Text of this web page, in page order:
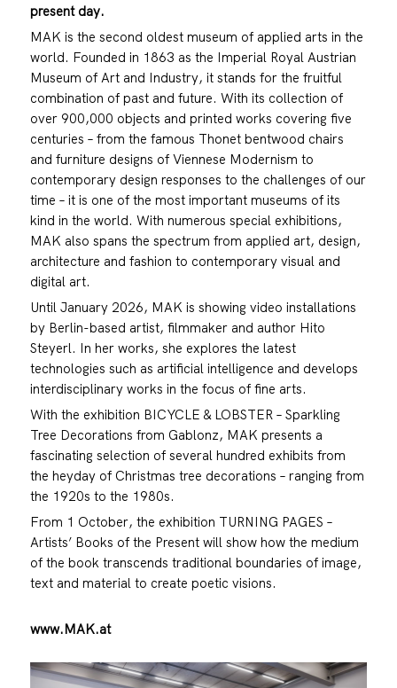
present day.
MAK is the second oldest museum of applied arts in the
world. Founded in 1863 as the Imperial Royal Austrian
Museum of Art and Industry, it stands for the fruitful
combination of past and future. With its collection of
over 900,000 objects and printed works covering five
centuries – from the famous Thonet bentwood chairs
and furniture designs of Viennese Modernism to
contemporary design responses to the challenges of our
time – it is one of the most important museums of its
kind in the world. With numerous special exhibitions,
MAK also spans the spectrum from applied art, design,
architecture and fashion to contemporary visual and
digital art.
Until January 2026, MAK is showing video installations
by Berlin-based artist, filmmaker and author Hito
Steyerl. In her works, she explores the latest
technologies such as artificial intelligence and develops
interdisciplinary works in the focus of fine arts.
With the exhibition BICYCLE & LOBSTER – Sparkling
Tree Decorations from Gablonz, MAK presents a
fascinating selection of several hundred exhibits from
the heyday of Christmas tree decorations – ranging from
the 1920s to the 1980s.
From 1 October, the exhibition TURNING PAGES –
Artists’ Books of the Present will show how the medium
of the book transcends traditional boundaries of image,
text and material to create poetic visions.
www.MAK.at